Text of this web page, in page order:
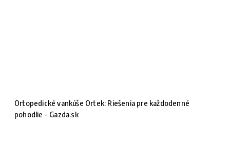
Ortopedické vankúše Ortek: Riešenia pre každodenné
pohodlie - Gazda.sk